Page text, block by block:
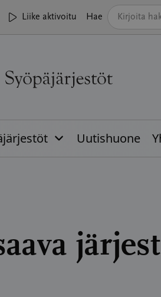
Liike aktivoitu Hae
Uutishuone